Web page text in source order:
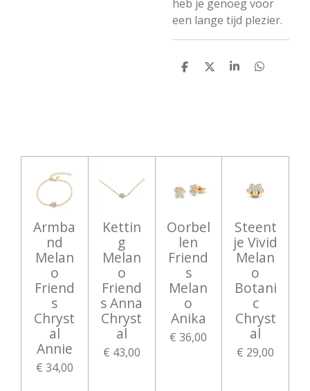
heb je genoeg voor
een lange tijd plezier.
D
D
S
D
Armba
nd
Melan
o
Friend
s
Chryst
al
Annie
€ 34,00
Kettin
g
Melan
o
Friend
s Anna
Chryst
al
€ 43,00
Oorbel
len
Friend
s
Melan
o
Anika
€ 36,00
Steent
je Vivid
Melan
o
Botani
c
Chryst
al
€ 29,00